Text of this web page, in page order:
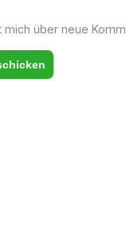
mich über neue